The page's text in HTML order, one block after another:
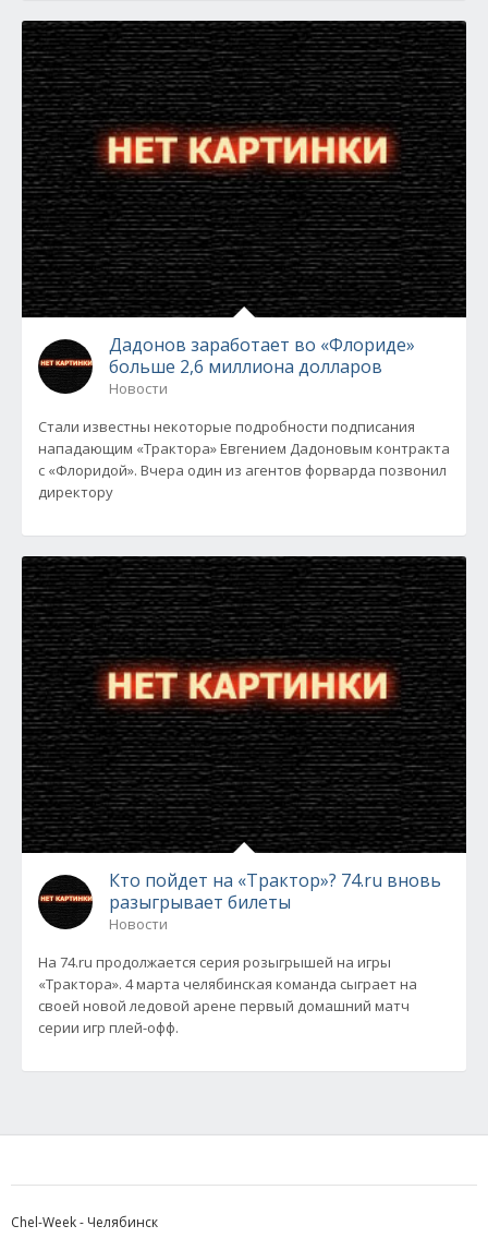
Дадонов заработает во «Флориде»
больше 2,6 миллиона долларов
Новости
Стали известны некоторые подробности подписания
нападающим «Трактора» Евгением Дадоновым контракта
с «Флоридой». Вчера один из агентов форварда позвонил
директору
Кто пойдет на «Трактор»? 74.ru вновь
разыгрывает билеты
Новости
На 74.ru продолжается серия розыгрышей на игры
«Трактора». 4 марта челябинская команда сыграет на
своей новой ледовой арене первый домашний матч
серии игр плей-офф.
Chel-Week - Челябинск